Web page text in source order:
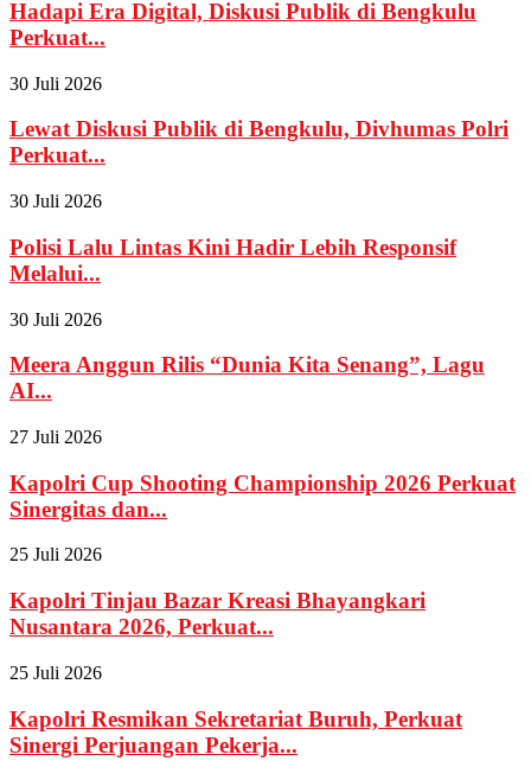
Hadapi Era Digital, Diskusi Publik di Bengkulu
Perkuat...
30 Juli 2026
Lewat Diskusi Publik di Bengkulu, Divhumas Polri
Perkuat...
30 Juli 2026
Polisi Lalu Lintas Kini Hadir Lebih Responsif
Melalui...
30 Juli 2026
Meera Anggun Rilis “Dunia Kita Senang”, Lagu
AI...
27 Juli 2026
Kapolri Cup Shooting Championship 2026 Perkuat
Sinergitas dan...
25 Juli 2026
Kapolri Tinjau Bazar Kreasi Bhayangkari
Nusantara 2026, Perkuat...
25 Juli 2026
Kapolri Resmikan Sekretariat Buruh, Perkuat
Sinergi Perjuangan Pekerja...